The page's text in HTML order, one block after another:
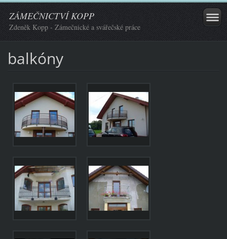
ZÁMEČNICTVÍ KOPP
Zdeněk Kopp - Zámečnické a svářečské práce
balkóny